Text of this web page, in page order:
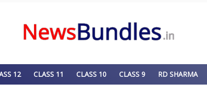
12 CLASS 11 CLASS 10 CLASS 9 RD SHARMA